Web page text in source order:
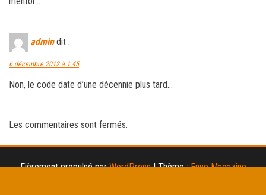
admin dit :
6 décembre 2012 à 1:45
Non, le code date d’une décennie plus tard…
Les commentaires sont fermés.
Fièrement propulsé parWordPress |Thème :Envo Magazine